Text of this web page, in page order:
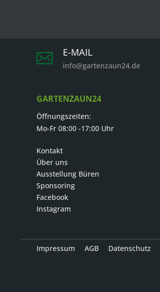
E-MAIL
info@gartenzaun24.de
GARTENZAUN24
Öffnungszeiten:
Mo-Fr 08:00 -17:00 Uhr
Kontakt
Über uns
Ausstellung Büren
Sponsoring
Facebook
Instagram
Impressum AGB Datenschutz